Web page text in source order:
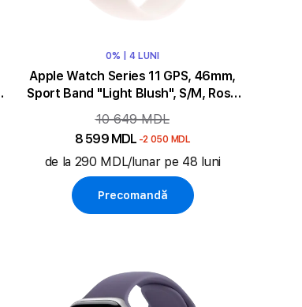
0% | 4 LUNI
Apple Watch Series 11 GPS, 46mm,
Sport Band "Light Blush", S/M, Rose
Gold Aluminium
10 649 MDL
8 599 MDL -2 050 MDL
de la 290 MDL/lunar pe 48 luni
Precomandă